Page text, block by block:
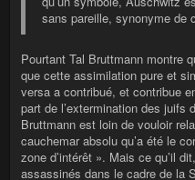
sans pareille, synonyme
Pourtant Tal Bruttmann montre
que cette assimilation pure et
versa a contribué, et contribue
part de l’extermination des juifs
Bruttmann est loin de vouloir
cauchemar absolu qu’a été le
zone d’intérêt ». Mais ce qu’il
assassinés dans le cadre de la